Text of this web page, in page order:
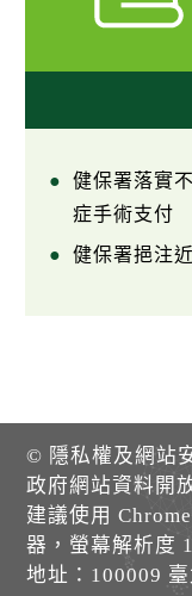
健保署落實
症手術支付
健保署挹注
© 隱私權及網站
政府網站資料開
建議使用
器，螢幕解析度
地址：100009